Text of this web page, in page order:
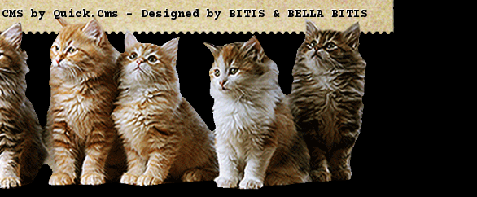
CMS by Quick.Cms- Designed byBITIS&BELLA BITIS